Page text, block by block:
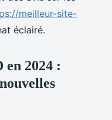
meilleur-site-
éclairé.
en 2024 :